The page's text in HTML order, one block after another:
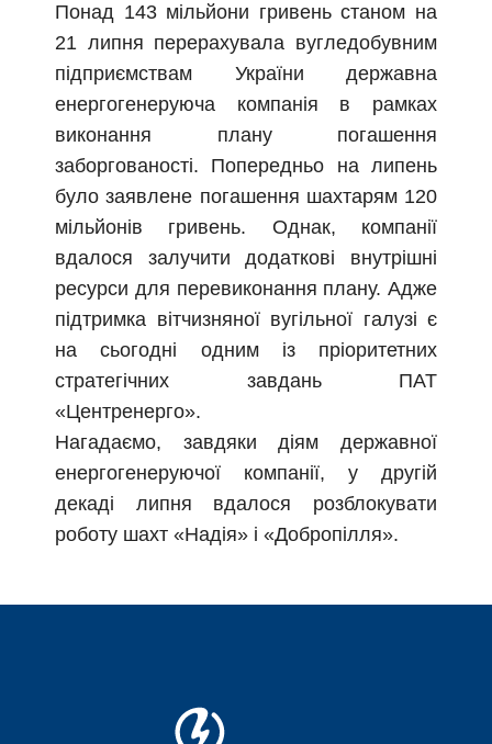
Понад 143 мільйони гривень станом на
21 липня перерахувала вугледобувним
підприємствам України державна
енергогенеруюча компанія в рамках
виконання плану погашення
заборгованості. Попередньо на липень
було заявлене погашення шахтарям 120
мільйонів гривень. Однак, компанії
вдалося залучити додаткові внутрішні
ресурси для перевиконання плану. Адже
підтримка вітчизняної вугільної галузі є
на сьогодні одним із пріоритетних
стратегічних завдань ПАТ
«Центренерго».
Нагадаємо, завдяки діям державної
енергогенеруючої компанії, у другій
декаді липня вдалося розблокувати
роботу шахт «Надія» і «Добропілля».